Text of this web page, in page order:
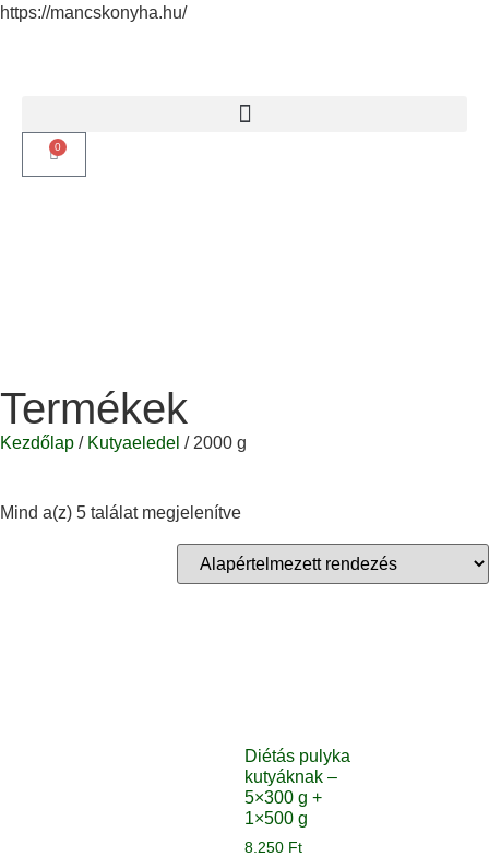
https://mancskonyha.hu/
0
Termékek
Kezdőlap / Kutyaeledel / 2000 g
Mind a(z) 5 találat megjelenítve
Diétás pulyka
kutyáknak –
5×300 g +
1×500 g
8.250 Ft